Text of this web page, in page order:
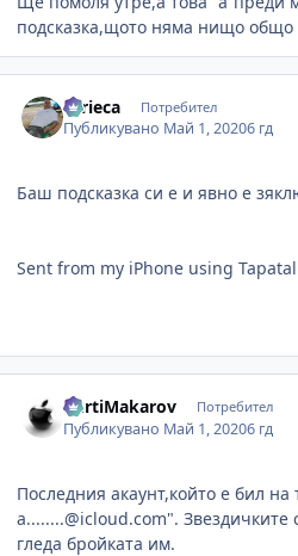
подсказка,щото няма нищо общо
turieca Потребител
Публикувано Май 1, 20206 гд
Баш подсказка си е и явно е
Sent from my iPhone using
KurtiMakarov Потребител
Публикувано Май 1, 20206 гд
Последния акаунт,който е бил
а........@icloud.com". Звездичките
гледа бройката им.